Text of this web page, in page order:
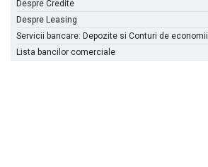
Despre Credite
Despre Leasing
Servicii bancare: Depozite si Conturi de economii
Lista bancilor comerciale